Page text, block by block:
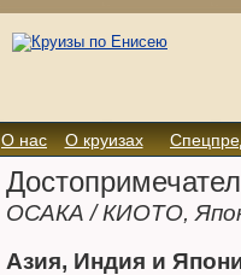
О нас О круизах
ОСАКА / КИОТО,
Азия, Индия и